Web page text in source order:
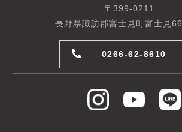
〒399-0211
長野県諏訪郡富士見町富士見
0266-62-8610